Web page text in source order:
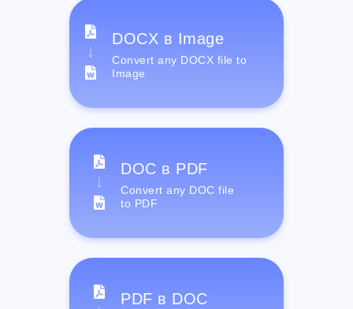
DOCX в Image
Convert any DOCX file to
Image
DOC в PDF
Convert any DOC file
to PDF
PDF в DOC